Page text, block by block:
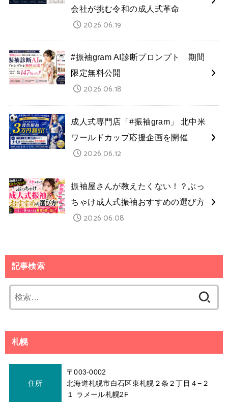
会社が挑む令和の成人式革命
2026.06.19
#振袖gram AI診断プロンプト 期間
限定無料公開
2026.06.18
成人式専門店「#振袖gram」 北中米
ワールドカップ応援企画を開催
2026.06.12
振袖屋さんが教えたくない！？ぶっ
ちゃけ成人式振袖おすすめの選び方
2026.06.08
記事検索
索:
札幌
住所
〒003-0002
北海道札幌市白石区東札幌２条２丁目４−２
１ ラメール札幌2F